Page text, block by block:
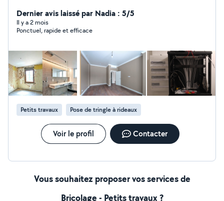
prestations de qualité. N'hésitez pas à me contacter
pour vos besoins !
Dernier avis laissé par Nadia : 5/5
Il y a 2 mois
Ponctuel, rapide et efficace
Petits travaux Pose de tringle à rideaux
Voir le profil Contacter
Vous souhaitez proposer vos services de
Bricolage - Petits travaux ?